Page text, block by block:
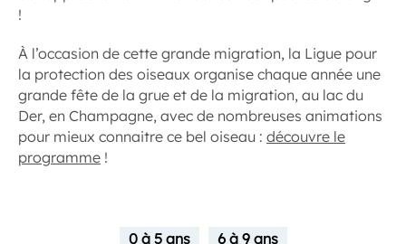
!
À l’occasion de cette grande migration, la Ligue pour
la protection des oiseaux organise chaque année une
grande fête de la grue et de la migration, au lac du
Der, en Champagne, avec de nombreuses animations
pour mieux connaitre ce bel oiseau : découvre le
programme !
0 à 5 ans
6 à 9 ans